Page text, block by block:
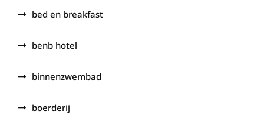
bed en breakfast
benb hotel
binnenzwembad
boerderij